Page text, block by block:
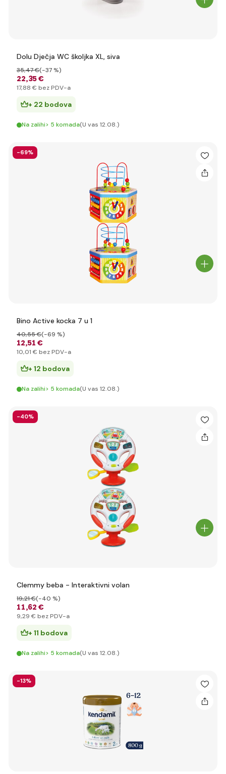
Dolu Dječja WC školjka XL, siva
22,35 €
35,47 €(-37 %)
17,88 € bez PDV-a
+ 22 bodova
Na zalihi> 5 komada(U vas 12.08.)
-69%
Bino Active kocka 7 u 1
12,51 €
40,55 €(-69 %)
10,01 € bez PDV-a
+ 12 bodova
Na zalihi> 5 komada(U vas 12.08.)
-40%
Clemmy beba - Interaktivni volan
11,62 €
19,21 €(-40 %)
9,29 € bez PDV-a
+ 11 bodova
Na zalihi> 5 komada(U vas 12.08.)
-13%